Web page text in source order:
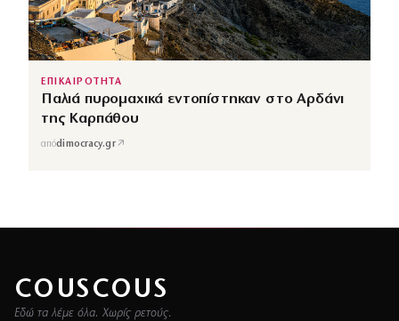
ΕΠΙΚΑΙΡΟΤΗΤΑ
Παλιά πυρομαχικά εντοπίστηκαν στο Αρδάνι
της Καρπάθου
απόdimocracy.gr↗
COUSCOUS
Εδώ τα λέμε όλα. Χωρίς ρετούς.